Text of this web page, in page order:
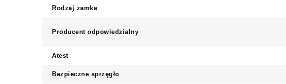
Rodzaj zamka
Producent odpowiedzialny
Atest
Bezpieczne sprzęgło